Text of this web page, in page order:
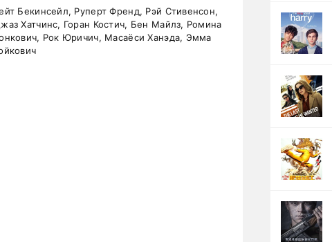
Бекинсейл, Руперт Френд, Рэй Стивенсон,
Хатчинс, Горан Костич, Бен Майлз, Ромина
Рок Юричич, Масаёси Ханэда, Эмма